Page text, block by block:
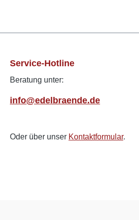
Service-Hotline
Beratung unter:
info@edelbraende.de
Oder über unser Kontaktformular.